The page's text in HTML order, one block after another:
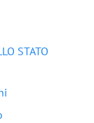
STATO